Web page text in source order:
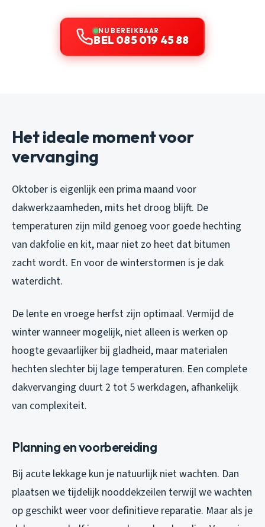
NU BEREIKBAAR
BEL 085 019 45 88
Het ideale moment voor
vervanging
Oktober is eigenlijk een prima maand voor
dakwerkzaamheden, mits het droog blijft. De
temperaturen zijn mild genoeg voor goede hechting
van dakfolie en kit, maar niet zo heet dat bitumen
zacht wordt. En voor de winterstormen is je dak
waterdicht.
De lente en vroege herfst zijn optimaal. Vermijd de
winter wanneer mogelijk, niet alleen is werken op
hoogte gevaarlijker bij gladheid, maar materialen
hechten slechter bij lage temperaturen. Een complete
dakvervanging duurt 2 tot 5 werkdagen, afhankelijk
van complexiteit.
Planning en voorbereiding
Bij acute lekkage kun je natuurlijk niet wachten. Dan
plaatsen we tijdelijk nooddekzeilen terwijl we wachten
op geschikt weer voor definitieve reparatie. Maar als je